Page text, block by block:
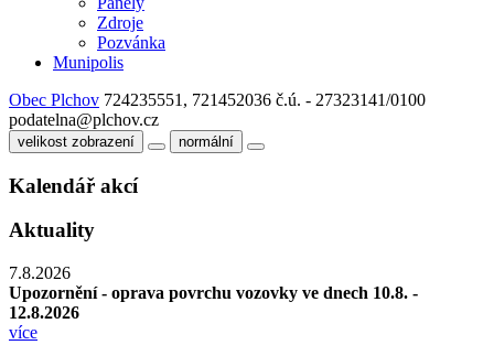
Zdroje
Pozvánka
Munipolis
Obec Plchov 724235551, 721452036 č.ú. - 27323141/0100
podatelna@plchov.cz
velikost zobrazení normální
Kalendář akcí
Aktuality
7.8.2026
Upozornění - oprava povrchu vozovky ve dnech 10.8. -
12.8.2026
více